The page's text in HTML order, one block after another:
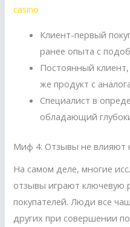
casino
Клиент-первый
ранее опыта с
Постоянный
же продукт с
Специалист в
обладающий
Миф 4: Отзывы не влияют
На самом деле, многие
отзывы играют ключевую
покупателей. Люди все
других при совершении